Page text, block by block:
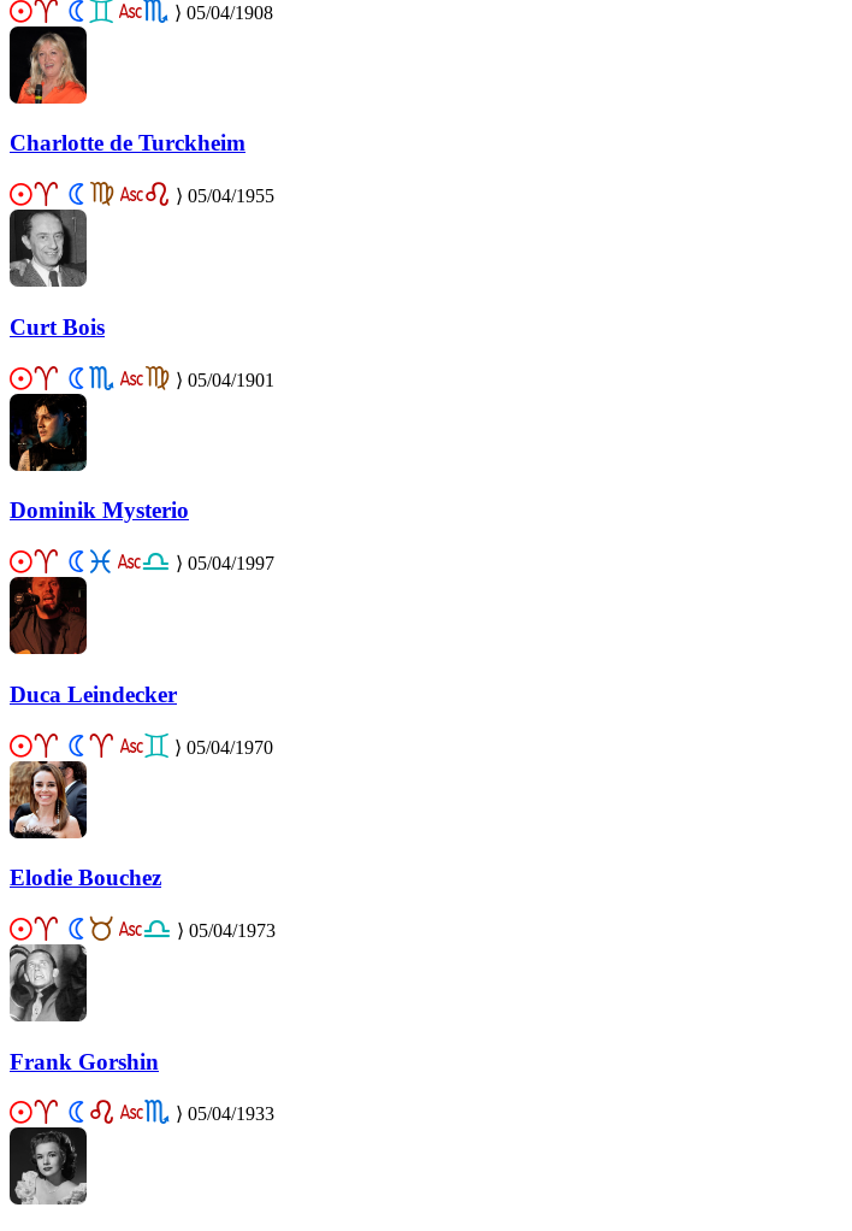
⟩ 05/04/1908
Charlotte de Turckheim
⟩ 05/04/1955
Curt Bois
⟩ 05/04/1901
Dominik Mysterio
⟩ 05/04/1997
Duca Leindecker
⟩ 05/04/1970
Elodie Bouchez
⟩ 05/04/1973
Frank Gorshin
⟩ 05/04/1933